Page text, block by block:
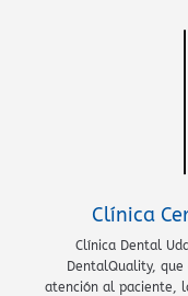
Clínica
Clínica Dental
DentalQuality,
atención al paciente,